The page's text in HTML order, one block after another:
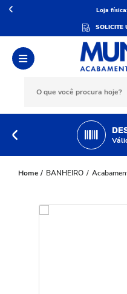
Loja
SOLICITE
BANHEIRO